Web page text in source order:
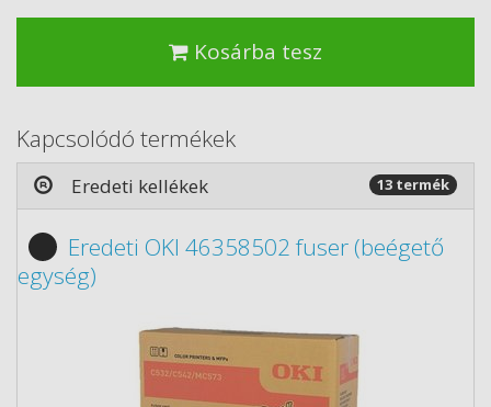
Kosárba tesz
Kapcsolódó termékek
Eredeti kellékek 13 termék
Eredeti OKI 46358502 fuser (beégető
egység)